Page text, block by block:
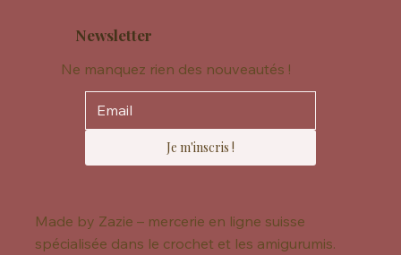
Newsletter
Ne manquez rien des nouveautés !
Je m'inscris !
Made by Zazie – mercerie en ligne suisse
spécialisée dans le crochet et les amigurumis.